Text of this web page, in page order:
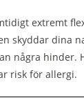
extremt
skyddar dina
några hinder.
risk för allergi.